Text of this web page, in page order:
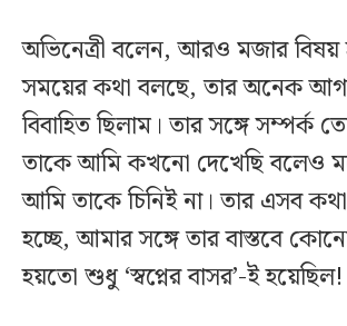
অভিনেত্রী বলেন, আরও মজার
সময়ের কথা বলছে, তার অনেক
বিবাহিত ছিলাম। তার সঙ্গে সম্পর্ক
তাকে আমি কখনো দেখেছি বলেও
আমি তাকে চিনিই না। তার এসব
হচ্ছে, আমার সঙ্গে তার বাস্তবে
হয়তো শুধু ‘স্বপ্নের বাসর’-ই হয়েছিল!